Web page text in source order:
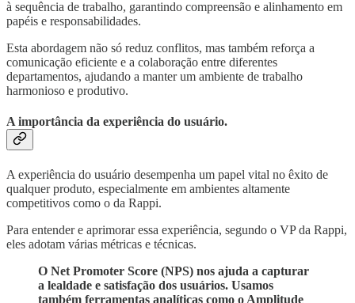
à sequência de trabalho, garantindo compreensão e alinhamento em
papéis e responsabilidades.
Esta abordagem não só reduz conflitos, mas também reforça a
comunicação eficiente e a colaboração entre diferentes
departamentos, ajudando a manter um ambiente de trabalho
harmonioso e produtivo.
A importância da experiência do usuário.
A experiência do usuário desempenha um papel vital no êxito de
qualquer produto, especialmente em ambientes altamente
competitivos como o da Rappi.
Para entender e aprimorar essa experiência, segundo o VP da Rappi,
eles adotam várias métricas e técnicas.
O Net Promoter Score (NPS) nos ajuda a capturar
a lealdade e satisfação dos usuários. Usamos
também ferramentas analíticas como o Amplitude